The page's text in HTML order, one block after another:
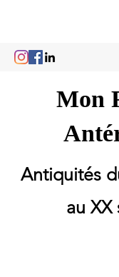
Mon
Antiquités
au XX